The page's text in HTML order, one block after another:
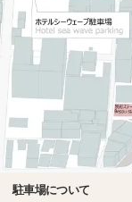
駐車場について